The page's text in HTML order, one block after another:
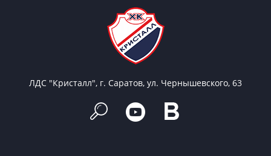
ЛДС "Кристалл", г. Саратов, ул. Чернышевского, 63